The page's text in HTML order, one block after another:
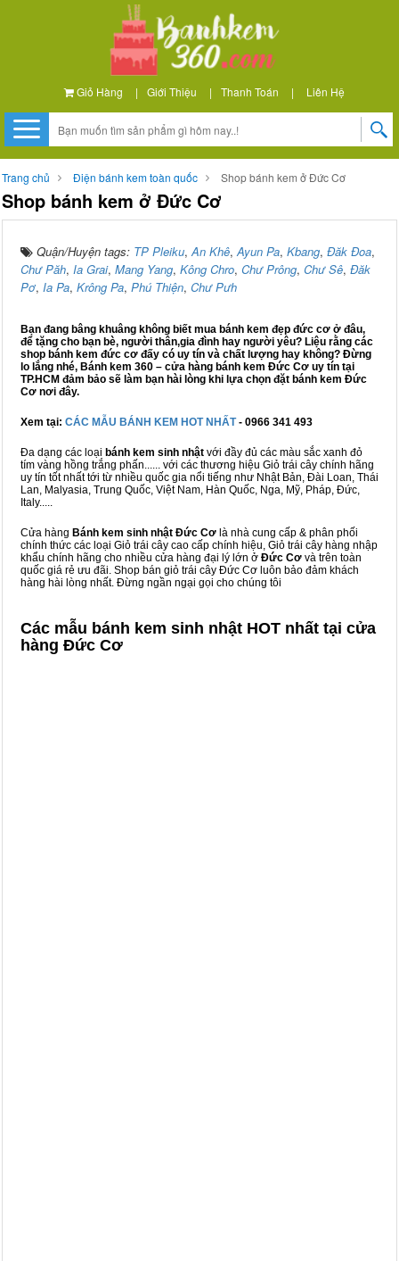
Giỏ Hàng | Giới Thiệu | Thanh Toán | Liên Hệ
Trang chủ Điện bánh kem toàn quốc Shop bánh kem ở Đức Cơ
Shop bánh kem ở Đức Cơ
Quận/Huyện tags: TP Pleiku,An Khê,Ayun Pa, Kbang, Đăk Đoa,
Chư Păh, Ia Grai, Mang Yang, Kông Chro, Chư Prông, Chư Sê, Đăk
Pơ, Ia Pa, Krông Pa, Phú Thiện, Chư Pưh
Bạn đang bâng khuâng không biết mua bánh kem đẹp đức cơ ở đâu,
để tặng cho bạn bè, người thân,gia đình hay người yêu? Liệu rằng các
shop bánh kem đức cơ đấy có uy tín và chất lượng hay không? Đừng
lo lắng nhé, Bánh kem 360 – cửa hàng bánh kem Đức Cơ uy tín tại
TP.HCM đảm bảo sẽ làm bạn hài lòng khi lựa chọn đặt bánh kem Đức
Cơ nơi đây.
Xem tại: CÁC MẪU BÁNH KEM HOT NHẤT- 0966 341 493
Đa dạng các loại bánh kem sinh nhật với đầy đủ các màu sắc xanh đỏ
tím vàng hồng trắng phấn...... với các thương hiệu Giỏ trái cây chính hãng
uy tín tốt nhất tới từ nhiều quốc gia nổi tiếng như Nhật Bản, Đài Loan, Thái
Lan, Malyasia, Trung Quốc, Việt Nam, Hàn Quốc, Nga, Mỹ, Pháp, Đức,
Italy.....
Cửa hàng Bánh kem sinh nhật Đức Cơ là nhà cung cấp & phân phối
chính thức các loại Giỏ trái cây cao cấp chính hiệu, Giỏ trái cây hàng nhập
khẩu chính hãng cho nhiều cửa hàng đại lý lớn ở Đức Cơ và trên toàn
quốc giá rẻ ưu đãi. Shop bán giỏ trái cây Đức Cơ luôn bảo đảm khách
hàng hài lòng nhất. Đừng ngần ngại gọi cho chúng tôi
Các mẫu bánh kem sinh nhật HOT nhất tại cửa
hàng Đức Cơ